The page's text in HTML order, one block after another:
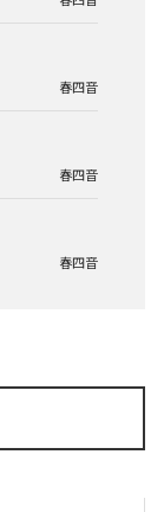
春四音
春四音
春四音